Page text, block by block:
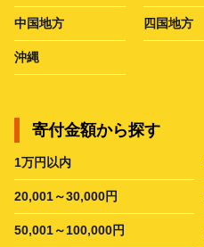
中国地方 四国地方
沖縄
寄付金額から探す
1万円以内
20,001～30,000円
50,001～100,000円